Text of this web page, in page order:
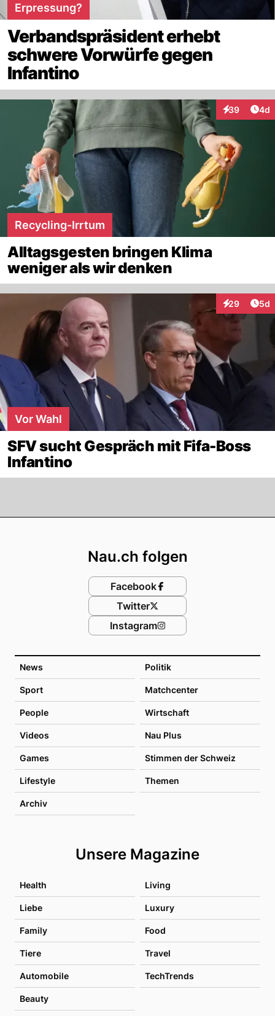
Erpressung?
Verbandspräsident erhebt
schwere Vorwürfe gegen
Infantino
39
Interaktionen
4d
Recycling-Irrtum
Alltagsgesten bringen Klima
weniger als wir denken
29
Interaktionen
5d
Vor Wahl
SFV sucht Gespräch mit Fifa-Boss
Infantino
News Politik
Sport Matchcenter
People Wirtschaft
Videos Nau Plus
Games Stimmen der Schweiz
Lifestyle Themen
Archiv
Unsere Magazine
Health Living
Liebe Luxury
Family Food
Tiere Travel
Automobile TechTrends
Beauty
Nau.ch folgen
Facebook
Twitter
Instagram